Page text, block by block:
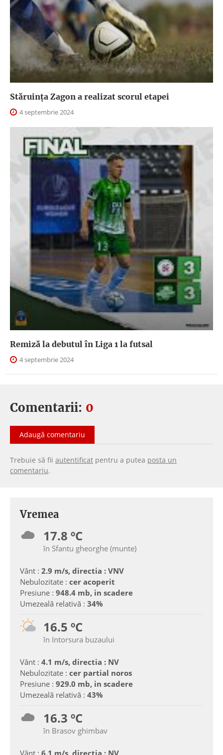
Stăruința Zagon a realizat scorul etapei
4 septembrie 2024
Remiză la debutul în Liga 1 la futsal
4 septembrie 2024
Comentarii: 0
Adaugă comentariu
Trebuie să fii autentificat pentru a putea posta un
comentariu.
Vremea
17.8 ºC
în Sfantu gheorghe (munte)
Vânt : 2.9 m/s, directia : VNV
Nebulozitate : cer acoperit
Presiune : 948.4 mb, in scadere
Umezeală relativă : 34%
16.5 ºC
în Intorsura buzaului
Vânt : 4.1 m/s, directia : NV
Nebulozitate : cer partial noros
Presiune : 929.0 mb, in scadere
Umezeală relativă : 43%
16.3 ºC
în Brasov ghimbav
Vânt : 6.1 m/s, directia : NV